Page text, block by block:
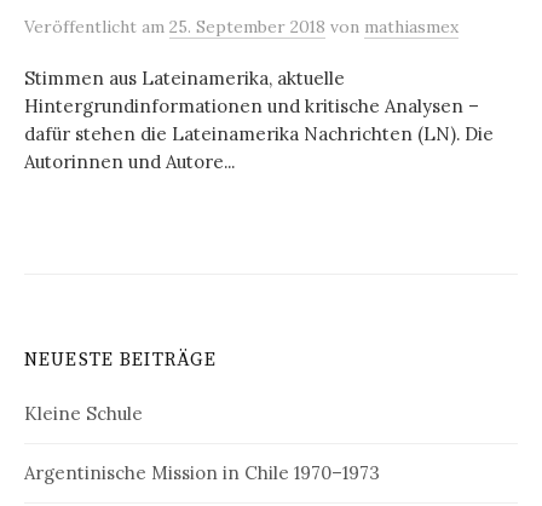
Veröffentlicht am 25. September 2018 von mathiasmex
Stimmen aus Lateinamerika, aktuelle
Hintergrundinformationen und kritische Analysen –
dafür stehen die Lateinamerika Nachrichten (LN). Die
Autorinnen und Autore...
NEUESTE BEITRÄGE
Kleine Schule
Argentinische Mission in Chile 1970–1973